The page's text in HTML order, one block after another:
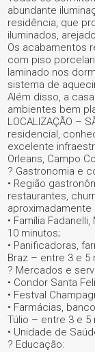
abundante
residência, que
iluminados,
Os acabamentos
com piso
laminado nos
sistema de
Além disso, a
ambientes bem
LOCALIZAÇÃO –
residencial,
excelente
Orleans, Campo
? Gastronomia e
• Região
restaurantes,
aproximadamente
• Família
10 minutos;
• Panificadoras,
Braz – entre 3 e 5
? Mercados e
• Condor Santa
• Festval
• Farmácias,
Túlio – entre 3 e 5
• Unidade de
? Educação: